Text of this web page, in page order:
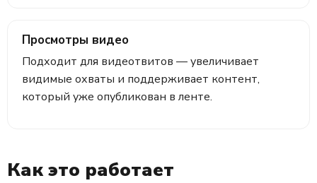
Просмотры видео
Подходит для видеотвитов — увеличивает
видимые охваты и поддерживает контент,
который уже опубликован в ленте.
Как это работает